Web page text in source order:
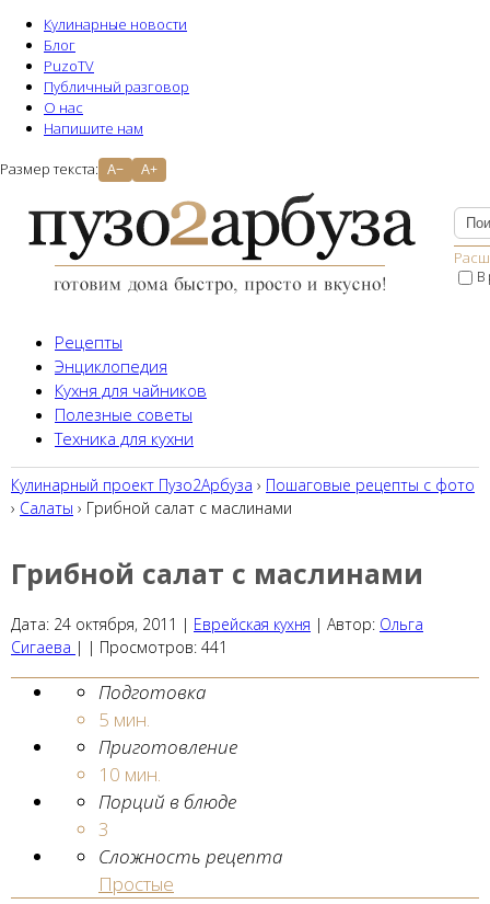
Кулинарные новости
Блог
PuzoTV
Публичный разговор
О нас
Напишите нам
Размер текста: A− A+
В
Рецепты
Энциклопедия
Кухня для чайников
Полезные советы
Техника для кухни
Кулинарный проект Пузо2Aрбуза › Пошаговые рецепты с фото
› Салаты › Грибной салат с маслинами
Грибной салат с маслинами
Дата: 24 октября, 2011 | Еврейская кухня | Автор: Ольга
Сигаева | | Просмотров: 441
Подготовка
5 мин.
Приготовление
10 мин.
Порций в блюде
3
Сложность рецепта
Простые